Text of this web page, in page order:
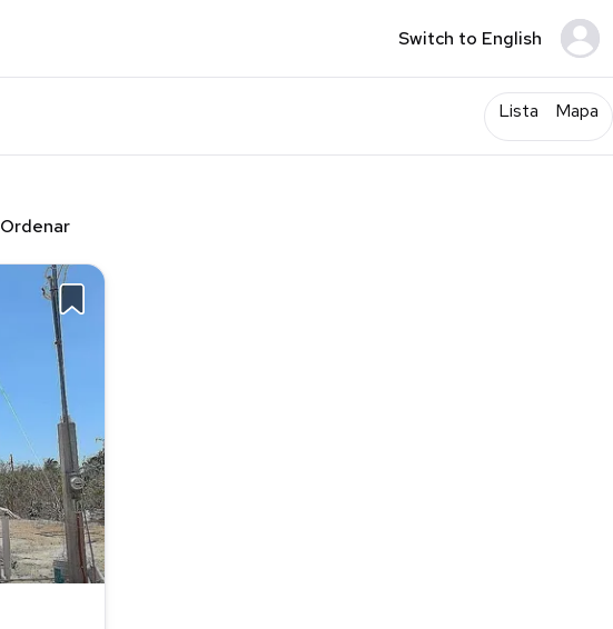
Switch to English
Lista Mapa
Ordenar